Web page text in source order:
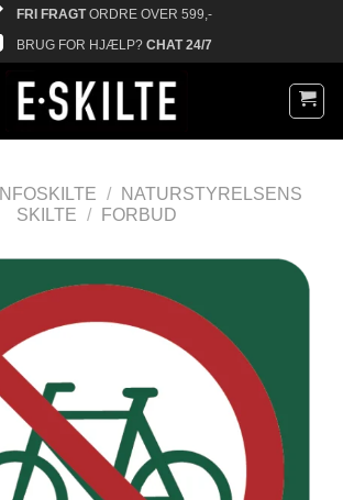
FRI FRAGTORDRE OVER 599,-
BRUG FOR HJÆLP? CHAT 24/7
INFOSKILTE /
NATURSTYRELSENS
SKILTE / FORBUD